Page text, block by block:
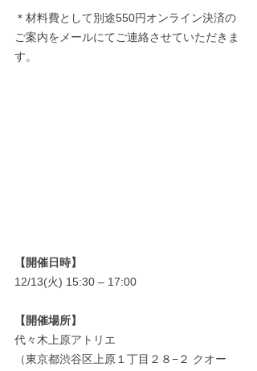
＊材料費として別途550円オンライン決済の
ご案内をメールにてご連絡させていただきま
す。
【開催日時】
12/13(火) 15:30 – 17:00
【開催場所】
代々木上原アトリエ
（東京都渋谷区上原１丁目２８−２ クオー